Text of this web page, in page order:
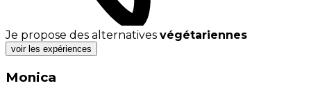
Je propose des alternatives végétariennes
voir les expériences
Monica